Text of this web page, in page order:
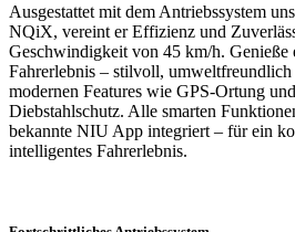
Ausgestattet mit dem Antriebssystem
NQiX, vereint er Effizienz und
Geschwindigkeit von 45 km/h. Genieße
Fahrerlebnis – stilvoll,
modernen Features wie GPS-Ortung
Diebstahlschutz. Alle smarten
bekannte NIU App integriert – für ein
intelligentes Fahrerlebnis.